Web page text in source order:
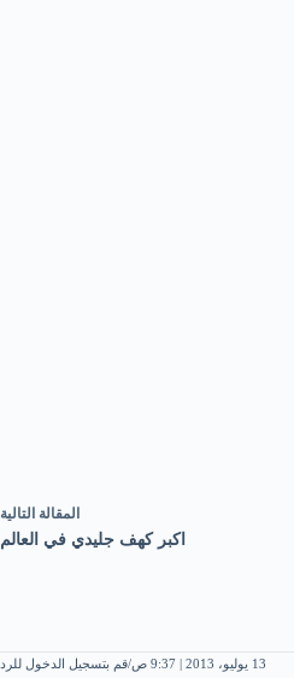
المقالة التالية
اكبر كهف جليدي في العالم
13 يوليو، 2013 | 9:37 ص قم بتسجيل الدخول للرد